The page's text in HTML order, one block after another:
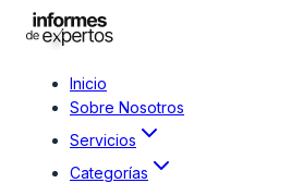
Inicio
Sobre Nosotros
Servicios
Categorías